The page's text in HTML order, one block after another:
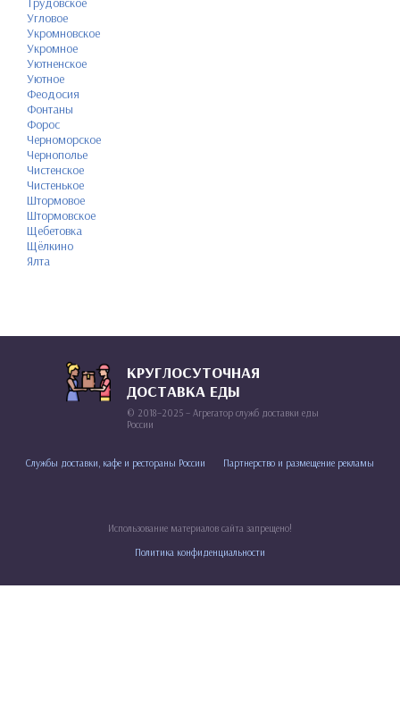
Угловое
Укромновское
Укромное
Уютненское
Уютное
Феодосия
Фонтаны
Форос
Черноморское
Чернополье
Чистенское
Чистенькое
Штормовое
Штормовское
Щебетовка
Щёлкино
Ялта
КРУГЛОСУТОЧНАЯ
ДОСТАВКА ЕДЫ
© 2018–2025 – Агрегатор служб доставки еды
России
Службы доставки, кафе и рестораны России Партнерство и размещение рекламы
Использование материалов сайта запрещено!
Политика конфиденциальности